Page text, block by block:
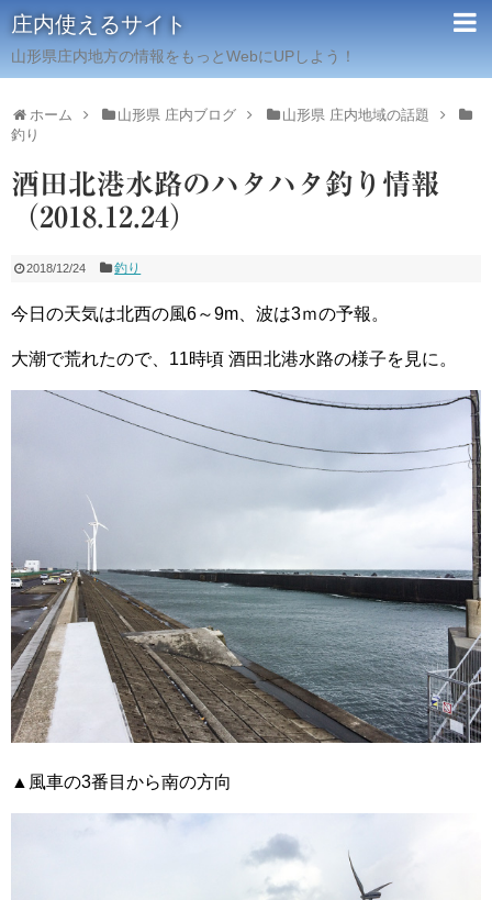
庄内使えるサイト
山形県庄内地方の情報をもっとWebにUPしよう！
ホーム 山形県 庄内ブログ
山形県 庄内地域の話題
釣り
酒田北港水路のハタハタ釣り情報
（2018.12.24）
2018/12/24 釣り
今日の天気は北西の風6～9m、波は3ｍの予報。
大潮で荒れたので、11時頃 酒田北港水路の様子を見に。
▲風車の3番目から南の方向